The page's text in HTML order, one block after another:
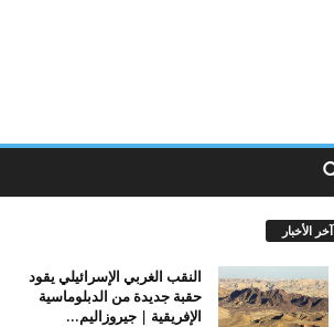
آخر الأخبار
النقب الغربي الإسرائيلي يقود
حقبة جديدة من الدبلوماسية
الإفريقية | جيروزاليم...